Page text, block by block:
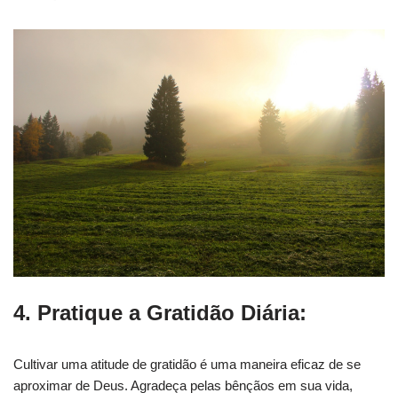
4. Pratique a Gratidão Diária:
Cultivar uma atitude de gratidão é uma maneira eficaz de se
aproximar de Deus. Agradeça pelas bênçãos em sua vida,